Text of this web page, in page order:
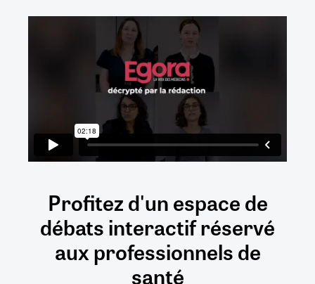
Profitez d'un espace de
débatsinteractifréservé
auxprofessionnels de
santé